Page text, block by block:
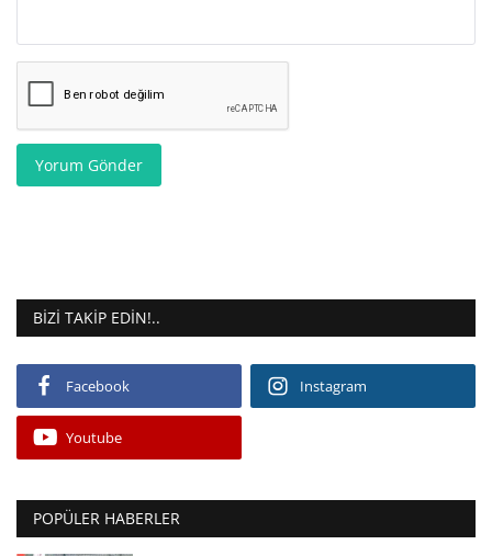
Yorum Gönder
BIZI TAKIP EDIN!..
Facebook Instagram
Youtube
POPÜLER HABERLER